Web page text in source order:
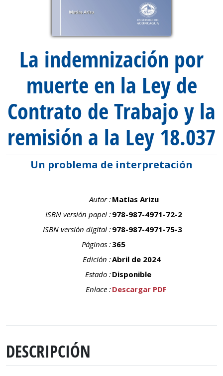
La indemnización por
muerte en la Ley de
Contrato de Trabajo y la
remisión a la Ley 18.037
Un problema de interpretación
Autor :Matías Arizu
ISBN versión papel :978-987-4971-72-2
ISBN versión digital :978-987-4971-75-3
Páginas :365
Edición :Abril de 2024
Estado :Disponible
Enlace :Descargar PDF
DESCRIPCIÓN